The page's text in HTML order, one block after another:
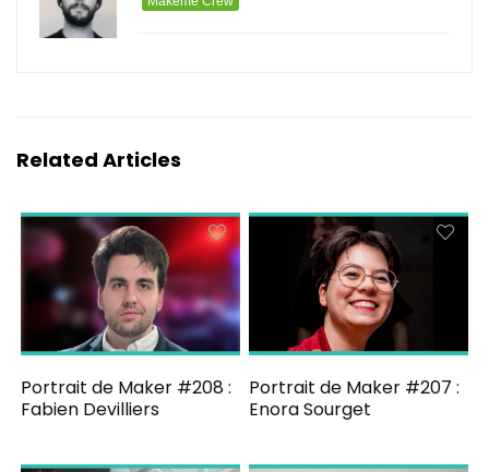
Related Articles
Portrait de Maker #208 :
Fabien Devilliers
Portrait de Maker #207 :
Enora Sourget